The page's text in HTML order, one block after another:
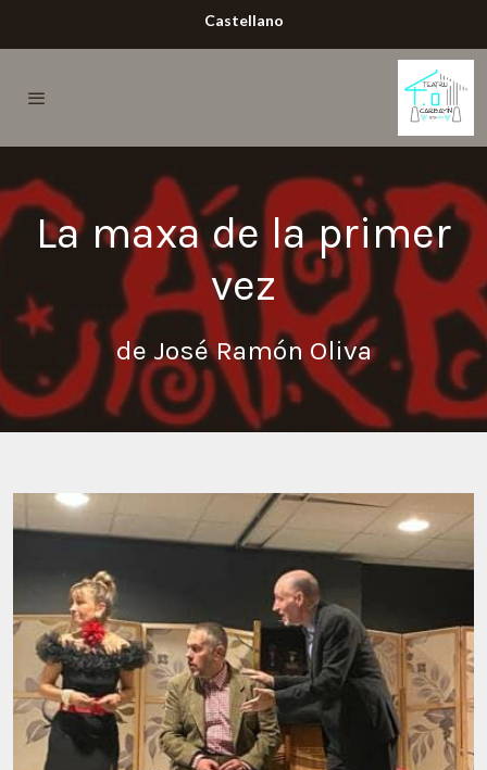
Castellano
La maxa de la primer
vez
de José Ramón Oliva